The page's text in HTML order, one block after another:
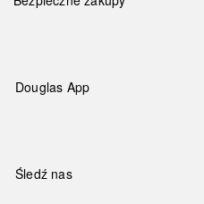
Douglas App
Śledź nas